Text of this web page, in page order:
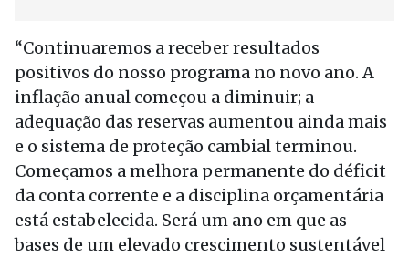
“Continuaremos a receber resultados
positivos do nosso programa no novo ano. A
inflação anual começou a diminuir; a
adequação das reservas aumentou ainda mais
e o sistema de proteção cambial terminou.
Começamos a melhora permanente do déficit
da conta corrente e a disciplina orçamentária
está estabelecida. Será um ano em que as
bases de um elevado crescimento sustentável